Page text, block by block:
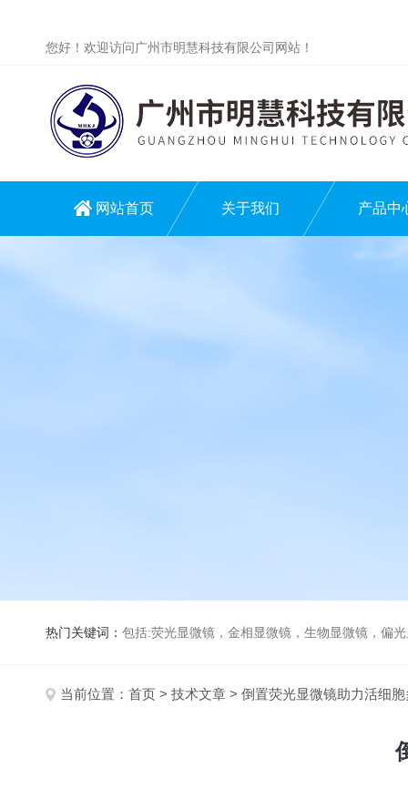
您好！欢迎访问广州市明慧科技有限公司网站！
网站首页 关于我们 产品中
热门关键词： 包括:荧光显微镜，金相显微镜，生物显微镜，偏
当前位置： 首页 > 技术文章 > 倒置荧光显微镜助力活细